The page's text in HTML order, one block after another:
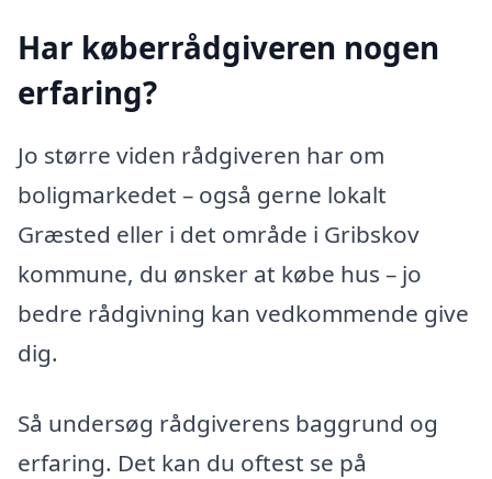
Har køberrådgiveren nogen
erfaring?
Jo større viden rådgiveren har om
boligmarkedet – også gerne lokalt
Græsted eller i det område i Gribskov
kommune, du ønsker at købe hus – jo
bedre rådgivning kan vedkommende give
dig.
Så undersøg rådgiverens baggrund og
erfaring. Det kan du oftest se på